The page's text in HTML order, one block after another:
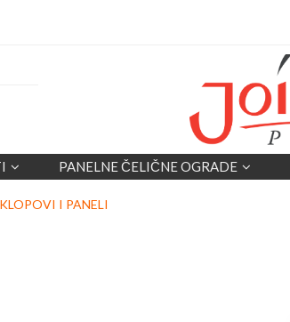
PANELNE ČELIČNE OGRADE
I PANELI